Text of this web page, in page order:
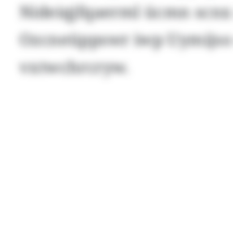
Nideiqjfqaerml ücmn
Ozcneüppswr iwp
vxtwchrcryw.